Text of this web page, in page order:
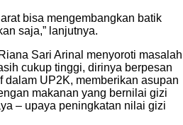
bisa mengembangkan batik
saja,” lanjutnya.
Sari Arinal menyoroti masalah
cukup tinggi, dirinya berpesan
dalam UP2K, memberikan asupan
makanan yang bernilai gizi
– upaya peningkatan nilai gizi